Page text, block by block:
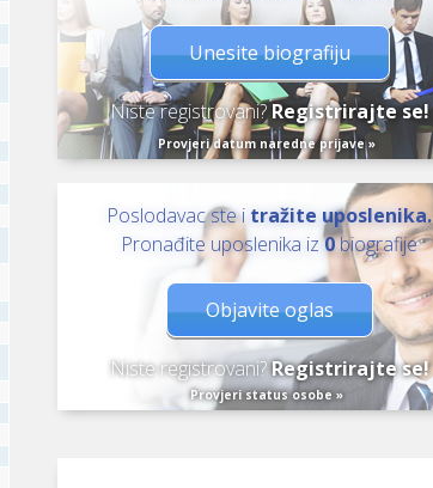
Unesite biografiju
Niste registrovani? Registrirajte se!
Provjeri datum naredne prijave »
Poslodavac ste i tražite uposlenika.
Pronađite uposlenika iz0biografije
Objavite oglas
Niste registrovani?Registrirajte se!
Provjeri status osobe »